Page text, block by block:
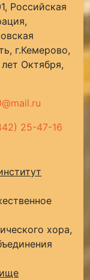
Российская
г.Кемерово,
Октября,
25-47-16
хора,